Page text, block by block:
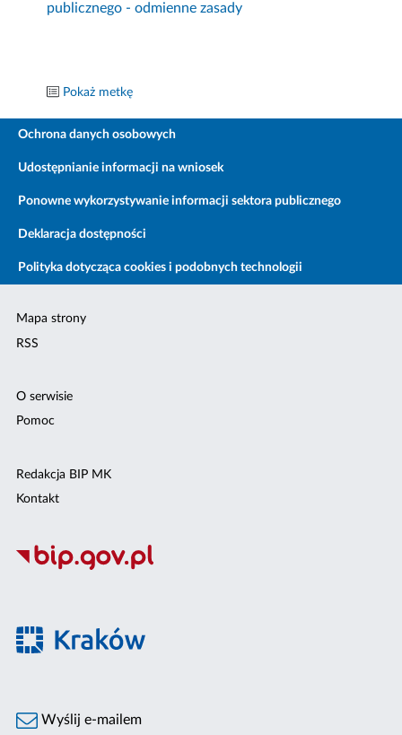
publicznego - odmienne zasady
Pokaż metkę
Ochrona danych osobowych
Udostępnianie informacji na wniosek
Ponowne wykorzystywanie informacji sektora publicznego
Deklaracja dostępności
Polityka dotycząca cookies i podobnych technologii
Mapa strony
RSS
O serwisie
Pomoc
Redakcja BIP MK
Kontakt
Wyślij e-mailem